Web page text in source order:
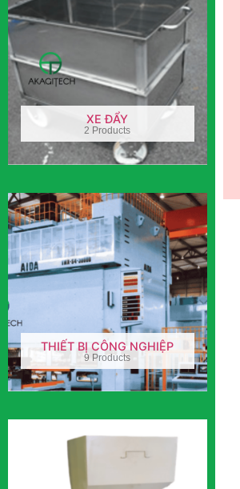
XE ĐẨY
2 Products
THIẾT BỊ CÔNG NGHIỆP
9 Products